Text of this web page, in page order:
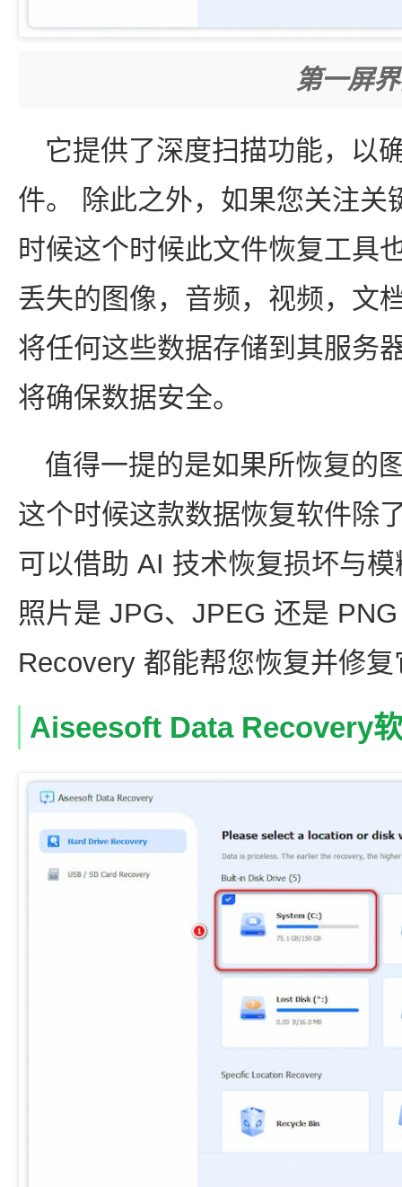
第一屏
它提供了深度扫描功能，以
件。 除此之外，如果您关注关
时候这个时候此文件恢复工具
丢失的图像，音频，视频，文
将任何这些数据存储到其服务
将确保数据安全。
值得一提的是如果所恢复的
这个时候这款数据恢复软件除
可以借助 AI 技术恢复损坏与
照片是 JPG、JPEG 还是
Recovery 都能帮您恢复并修
Aiseesoft Data Recovery